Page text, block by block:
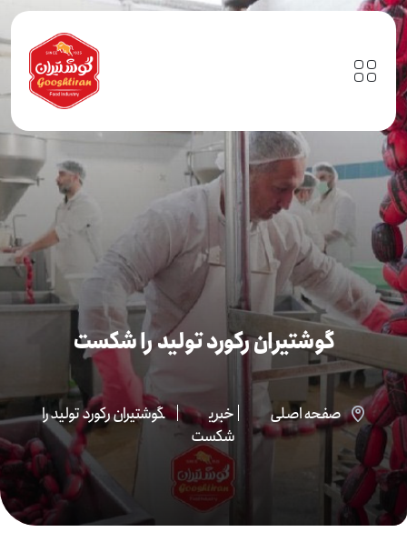
گوشتیران رکورد تولید را شکست
صفحه اصلی خبری
گوشتیران رکورد تولید را
شکست